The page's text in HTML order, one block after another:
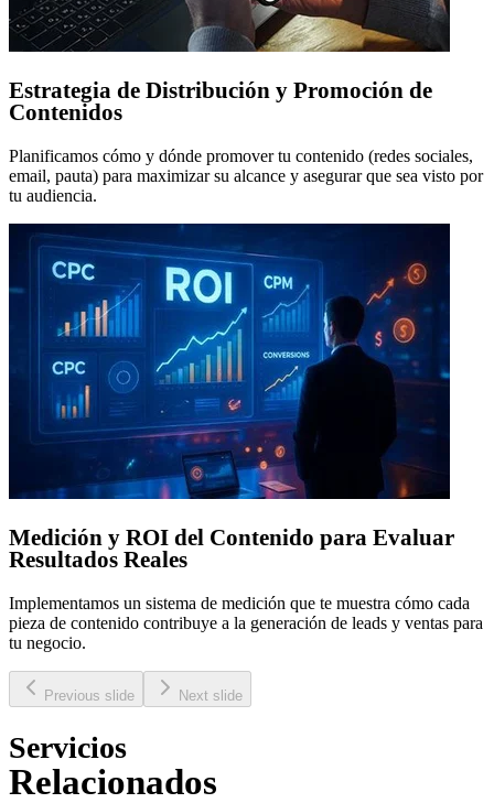
Estrategia de Distribución y Promoción de
Contenidos
Planificamos cómo y dónde promover tu contenido (redes sociales,
email, pauta) para maximizar su alcance y asegurar que sea visto por
tu audiencia.
Medición y ROI del Contenido para Evaluar
Resultados Reales
Implementamos un sistema de medición que te muestra cómo cada
pieza de contenido contribuye a la generación de leads y ventas para
tu negocio.
Previous slide Next slide
Servicios
Relacionados